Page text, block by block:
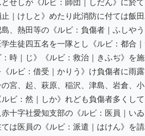
せしが《ルビ：師団｜しだん》に於
｜けしと》めたり此消防に付ては飯
、熱田等の《ルビ：負傷者｜ふしや
生徒四五名を一隊とし《ルビ：都合
｜じ》《ルビ：救治｜きふぢ》を
ルビ：借受｜かりう》け負傷者に雨
宮、起、萩原、稲沢、津島、岩倉、小
：然｜しか》れども負傷者多くし
十字社愛知支部の《ルビ：医員｜い
は医員の《ルビ：派遣｜はけん》を